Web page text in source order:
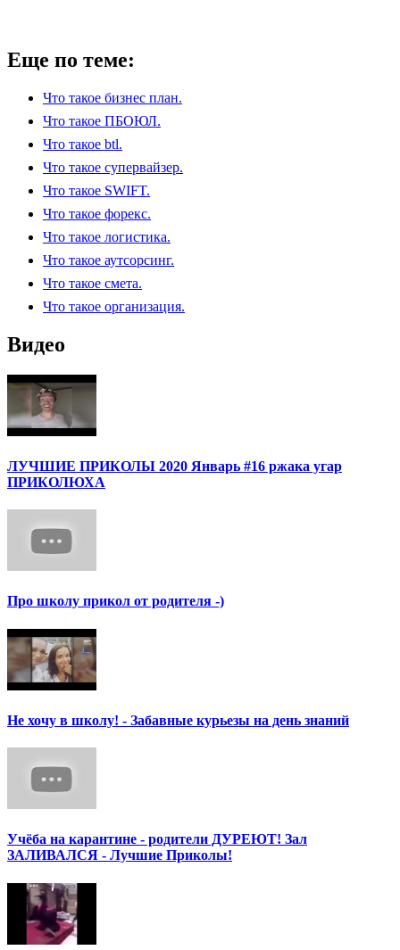
Еще по теме:
Что такое бизнес план.
Что такое ПБОЮЛ.
Что такое btl.
Что такое супервайзер.
Что такое SWIFT.
Что такое форекс.
Что такое логистика.
Что такое аутсорсинг.
Что такое смета.
Что такое организация.
Видео
ЛУЧШИЕ ПРИКОЛЫ 2020 Январь #16 ржака угар
ПРИКОЛЮХА
Про школу прикол от родителя -)
Не хочу в школу! - Забавные курьезы на день знаний
Учёба на карантине - родители ДУРЕЮТ! Зал
ЗАЛИВАЛСЯ - Лучшие Приколы!